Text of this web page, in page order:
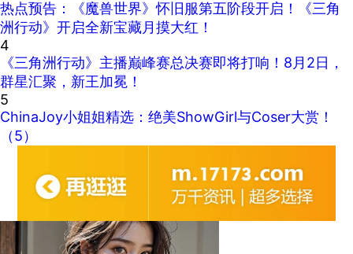
热点预告：《魔兽世界》怀旧服第五阶段开启！《三角
洲行动》开启全新宝藏月摸大红！
4
《三角洲行动》主播巅峰赛总决赛即将打响！8月2日，
群星汇聚，新王加冕！
5
ChinaJoy小姐姐精选：绝美ShowGirl与Coser大赏！
（5）